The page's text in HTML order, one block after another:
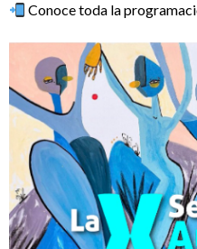
Conoce toda la